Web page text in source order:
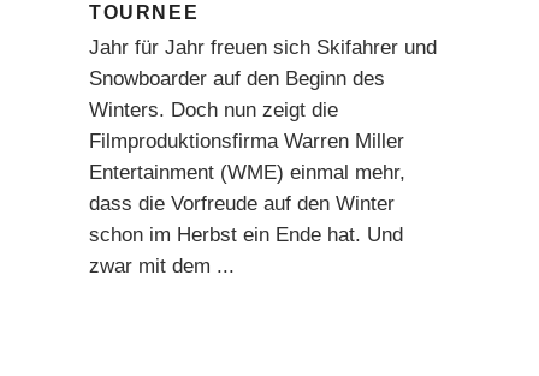
TOURNEE
Jahr für Jahr freuen sich Skifahrer und
Snowboarder auf den Beginn des
Winters. Doch nun zeigt die
Filmproduktionsfirma Warren Miller
Entertainment (WME) einmal mehr,
dass die Vorfreude auf den Winter
schon im Herbst ein Ende hat. Und
zwar mit dem